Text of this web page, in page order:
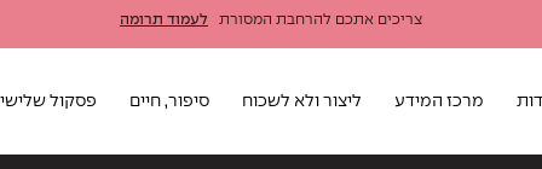
צריכים אתכם להרחבת המסורת לעמוד תרומה
מרכז המידע ליצור ולא לשכוח סיפור, חיים פסקול שלישיעם משפחתה הענפה מהונגריה לאושוויץ. במהלך הסלקציה נשלחה מרבית